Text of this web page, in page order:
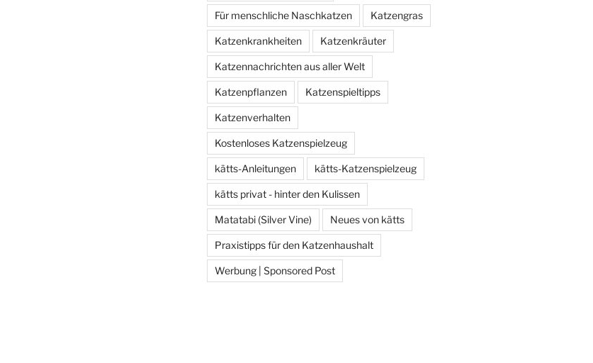
Für menschliche Naschkatzen Katzengras
Katzenkrankheiten Katzenkräuter
Katzennachrichten aus aller Welt
Katzenpflanzen Katzenspieltipps
Katzenverhalten
Kostenloses Katzenspielzeug
kätts-Anleitungen kätts-Katzenspielzeug
kätts privat - hinter den Kulissen
Matatabi (Silver Vine) Neues von kätts
Praxistipps für den Katzenhaushalt
Werbung | Sponsored Post